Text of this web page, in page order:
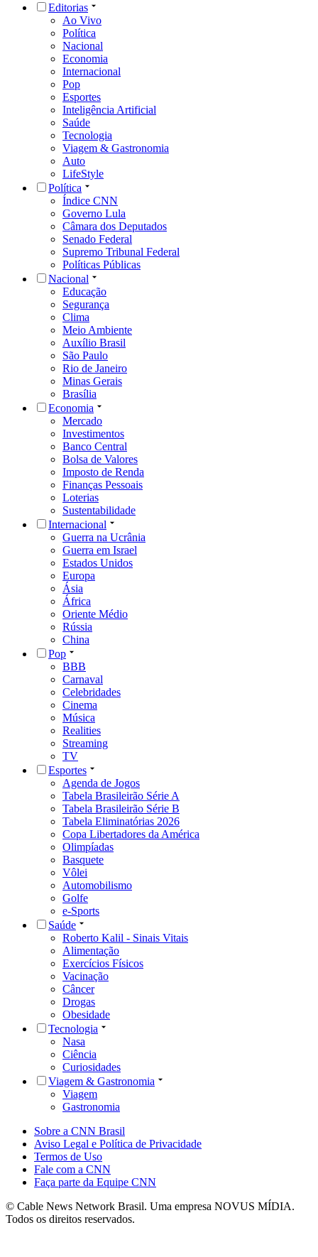
Editorias
Ao Vivo
Política
Nacional
Economia
Internacional
Pop
Esportes
Inteligência Artificial
Saúde
Tecnologia
Viagem & Gastronomia
Auto
LifeStyle
Política
Índice CNN
Governo Lula
Câmara dos Deputados
Senado Federal
Supremo Tribunal Federal
Políticas Públicas
Nacional
Educação
Segurança
Clima
Meio Ambiente
Auxílio Brasil
São Paulo
Rio de Janeiro
Minas Gerais
Brasília
Economia
Mercado
Investimentos
Banco Central
Bolsa de Valores
Imposto de Renda
Finanças Pessoais
Loterias
Sustentabilidade
Internacional
Guerra na Ucrânia
Guerra em Israel
Estados Unidos
Europa
Ásia
África
Oriente Médio
Rússia
China
Pop
BBB
Carnaval
Celebridades
Cinema
Música
Realities
Streaming
TV
Esportes
Agenda de Jogos
Tabela Brasileirão Série A
Tabela Brasileirão Série B
Tabela Eliminatórias 2026
Copa Libertadores da América
Olimpíadas
Basquete
Vôlei
Automobilismo
Golfe
e-Sports
Saúde
Roberto Kalil - Sinais Vitais
Alimentação
Exercícios Físicos
Vacinação
Câncer
Drogas
Obesidade
Tecnologia
Nasa
Ciência
Curiosidades
Viagem & Gastronomia
Viagem
Gastronomia
Sobre a CNN Brasil
Aviso Legal e Política de Privacidade
Termos de Uso
Fale com a CNN
Faça parte da Equipe CNN
© Cable News Network Brasil. Uma empresa NOVUS MÍDIA.
Todos os direitos reservados.